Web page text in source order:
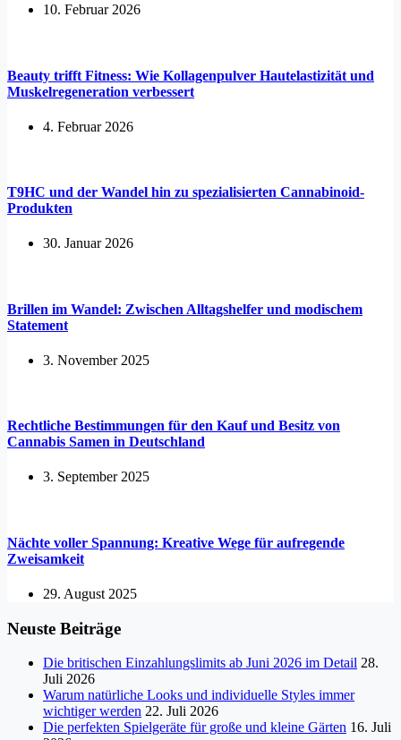
10. Februar 2026
Beauty trifft Fitness: Wie Kollagenpulver Hautelastizität und
Muskelregeneration verbessert
4. Februar 2026
T9HC und der Wandel hin zu spezialisierten Cannabinoid-
Produkten
30. Januar 2026
Brillen im Wandel: Zwischen Alltagshelfer und modischem
Statement
3. November 2025
Rechtliche Bestimmungen für den Kauf und Besitz von
Cannabis Samen in Deutschland
3. September 2025
Nächte voller Spannung: Kreative Wege für aufregende
Zweisamkeit
29. August 2025
Neuste Beiträge
Die britischen Einzahlungslimits ab Juni 2026 im Detail 28.
Juli 2026
Warum natürliche Looks und individuelle Styles immer
wichtiger werden 22. Juli 2026
Die perfekten Spielgeräte für große und kleine Gärten 16. Juli